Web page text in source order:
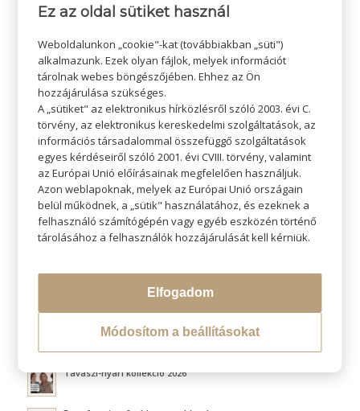
KERESÉS
LEGÚJABB BLOGOK
Hővédelem hajformázás közben
Fluffy hair és a légies volumen titka
Tavaszi-nyári kollekció 2026
Ez az oldal sütiket használ
Weboldalunkon „cookie"-kat (továbbiakban „süti")
alkalmazunk. Ezek olyan fájlok, melyek információt
tárolnak webes böngészőjében. Ehhez az Ön
hozzájárulása szükséges.
A „sütiket" az elektronikus hírközlésről szóló 2003. évi C.
törvény, az elektronikus kereskedelmi szolgáltatások, az
információs társadalommal összefüggő szolgáltatások
egyes kérdéseiről szóló 2001. évi CVIII. törvény, valamint
az Európai Unió előírásainak megfelelően használjuk.
Azon weblapoknak, melyek az Európai Unió országain
belül működnek, a „sütik" használatához, és ezeknek a
felhasználó számítógépén vagy egyéb eszközén történő
tárolásához a felhasználók hozzájárulását kell kérniük.
Elfogadom
Módosítom a beállításokat